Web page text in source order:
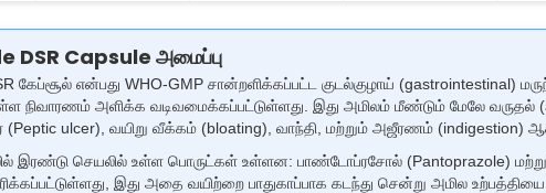
DSR Capsule அமைப்பு
கேப்சூல் என்பது WHO-GMP சான்றளிக்கப்பட்ட குடல்குழாய் (gastrointestinal)
நிவாரணம் அளிக்க வடிவமைக்கப்பட்டுள்ளது. இது அமிலம் மீண்டும் மேலே வருதல்
(Peptic ulcer), வயிறு வீக்கம் (bloating), வாந்தி, மற்றும் அஜீரணம் (indigestion)
இரண்டு செயலில் உள்ள பொருட்கள் உள்ளன: பாண்டோப்ரசோல் (Pantoprazole)
இது அதை வயிற்றை பாதுகாப்பாக கடந்து சென்று அமில